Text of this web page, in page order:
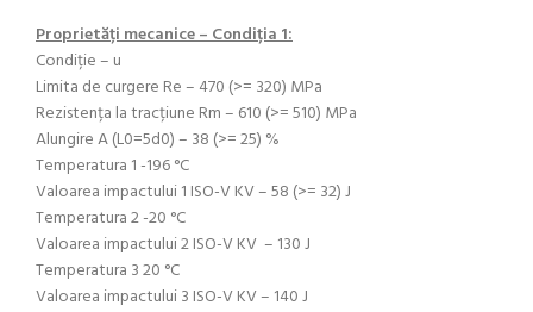
Proprietăți mecanice – Condiția 1:
Condiție – u
Limita de curgere Re – 470 (>= 320) MPa
Rezistența la tracțiune Rm – 610 (>= 510) MPa
Alungire A (L0=5d0) – 38 (>= 25) %
Temperatura 1 -196 °C
Valoarea impactului 1 ISO-V KV – 58 (>= 32) J
Temperatura 2 -20 °C
Valoarea impactului 2 ISO-V KV – 130 J
Temperatura 3 20 °C
Valoarea impactului 3 ISO-V KV – 140 J